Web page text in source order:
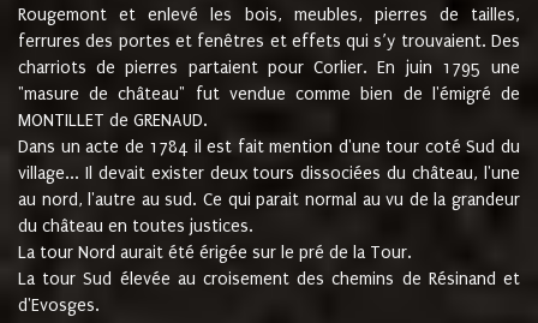
Rougemont et enlevé les bois, meubles, pierres de tailles,
ferrures des portes et fenêtres et effets qui s’y trouvaient. Des
charriots de pierres partaient pour Corlier. En juin 1795 une
"masure de château" fut vendue comme bien de l'émigré de
MONTILLET de GRENAUD.
Dans un acte de 1784 il est fait mention d'une tour coté Sud du
village... Il devait exister deux tours dissociées du château, l'une
au nord, l'autre au sud. Ce qui parait normal au vu de la grandeur
du château en toutes justices.
La tour Nord aurait été érigée sur le pré de la Tour.
La tour Sud élevée au croisement des chemins de Résinand et
d'Evosges.